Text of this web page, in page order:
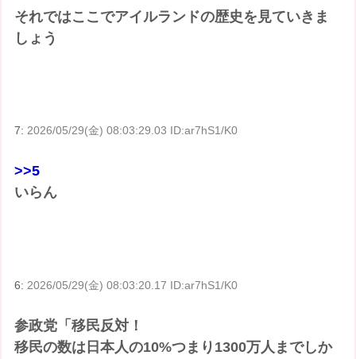
それではここでアイルランドの歴史を見ていきま
しょう
7:2026/05/29(金) 08:03:29.03 ID:ar7hS1/K0
>>5
いらん
6: 2026/05/29(金) 08:03:20.17 ID:ar7hS1/K0
参政党「移民反対！
移民の数は日本人の10%つまり1300万人までしか